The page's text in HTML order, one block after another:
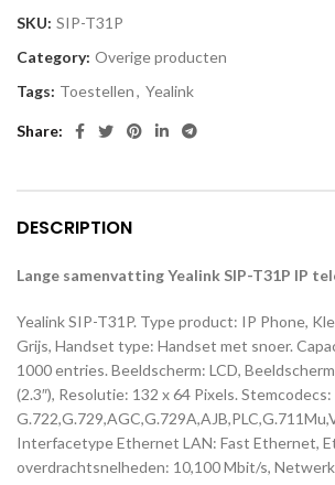
SKU: SIP-T31P
Category: Overige producten
Tags: Toestellen, Yealink
Share
DESCRIPTION
Lange samenvatting Yealink SIP-T31P IP
Yealink SIP-T31P. Type product: IP Phone,
Grijs, Handset type: Handset met snoer.
1000 entries. Beeldscherm: LCD,
(2.3″), Resolutie: 132 x 64 Pixels. Stemcodecs:
Interfacetype Ethernet LAN: Fast Ethernet,
overdrachtsnelheden: 10,100 Mbit/s,